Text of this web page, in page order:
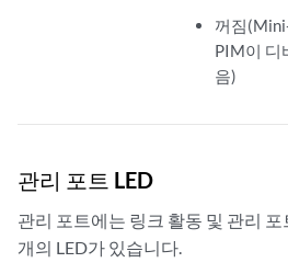
꺼짐
PIM이 디
음)
관리 포트 LED
관리 포트에는 링크 활동 및 관리
개의 LED가 있습니다.